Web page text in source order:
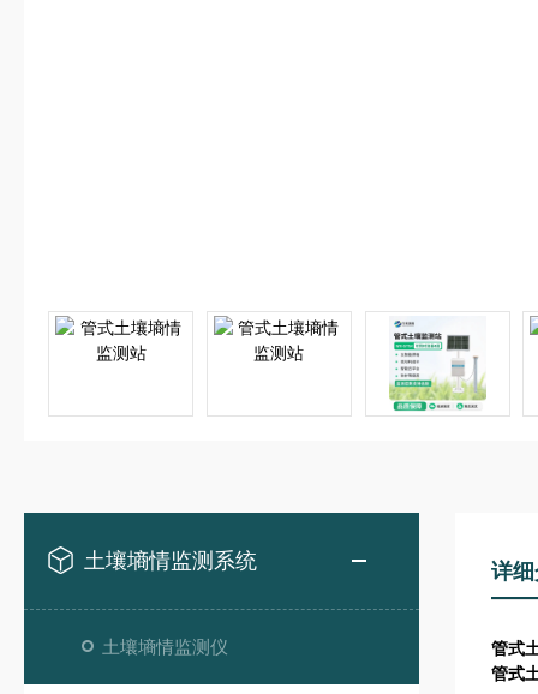
土壤墒情监测系统
土壤墒情监测仪
详
管式
管式